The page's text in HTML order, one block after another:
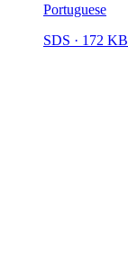
Portuguese
SDS · 172 KB